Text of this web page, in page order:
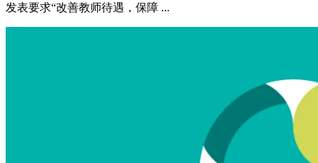
发表要求“改善教师待遇，保障 ...